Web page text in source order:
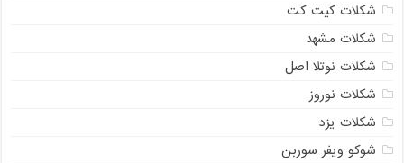
شکلات کیت کت
شکلات مشهد
شکلات نوتلا اصل
شکلات نوروز
شکلات یزد
شوکو ویفر سوربن